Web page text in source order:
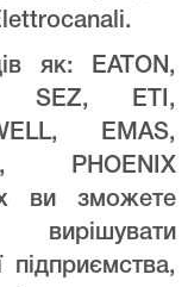
як: EATON,
SEZ, ETI,
EMAS,
PHOENIX
ви зможете
вирішувати
підприємства,